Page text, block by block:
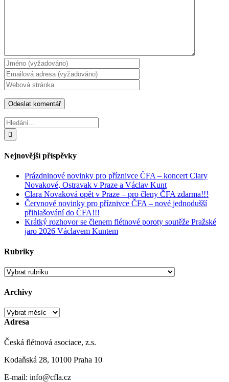
Hledat:
Nejnovější příspěvky
Prázdninové novinky pro příznivce ČFA – koncert Clary
Novakové, Ostravak v Praze a Václav Kunt
Clara Novaková opět v Praze – pro členy ČFA zdarma!!!
Červnové novinky pro příznivce ČFA – nové jednodušší
přihlašování do ČFA!!!
Krátký rozhovor se členem flétnové poroty soutěže Pražské
jaro 2026 Václavem Kuntem
Rubriky
Rubriky
Archivy
Archivy
Adresa
Česká flétnová asociace, z.s.
Kodaňská 28, 10100 Praha 10
E-mail: info@cfla.cz